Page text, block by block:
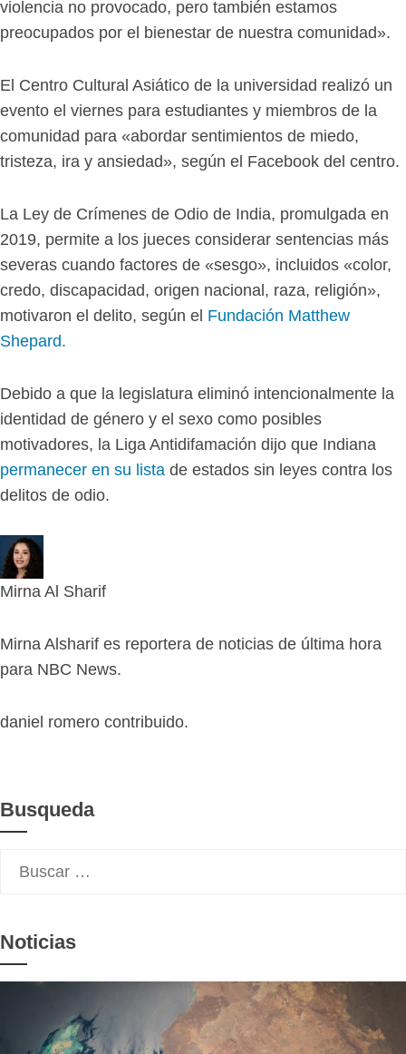
violencia no provocado, pero también estamos
preocupados por el bienestar de nuestra comunidad».
El Centro Cultural Asiático de la universidad realizó un
evento el viernes para estudiantes y miembros de la
comunidad para «abordar sentimientos de miedo,
tristeza, ira y ansiedad», según el Facebook del centro.
La Ley de Crímenes de Odio de India, promulgada en
2019, permite a los jueces considerar sentencias más
severas cuando factores de «sesgo», incluidos «color,
credo, discapacidad, origen nacional, raza, religión»,
motivaron el delito, según el Fundación Matthew
Shepard.
Debido a que la legislatura eliminó intencionalmente la
identidad de género y el sexo como posibles
motivadores, la Liga Antidifamación dijo que Indiana
permanecer en su lista de estados sin leyes contra los
delitos de odio.
Mirna Al Sharif
Mirna Alsharif es reportera de noticias de última hora
para NBC News.
daniel romero contribuido.
Busqueda
Noticias